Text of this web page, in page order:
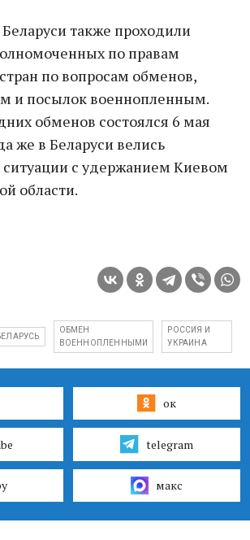
также проходили
по правам
по вопросам обменов,
и посылок военнопленным.
обменов состоялся 6 мая
же в Беларуси велись
с удержанием Киевом
области.
ОБМЕН
ВОЕННОПЛЕННЫМИ
РОССИЯ И
УКРАИНА
ок
telegram
макс